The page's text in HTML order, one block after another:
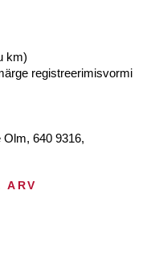
km)
registreerimisvormi
640 9316,
ARV